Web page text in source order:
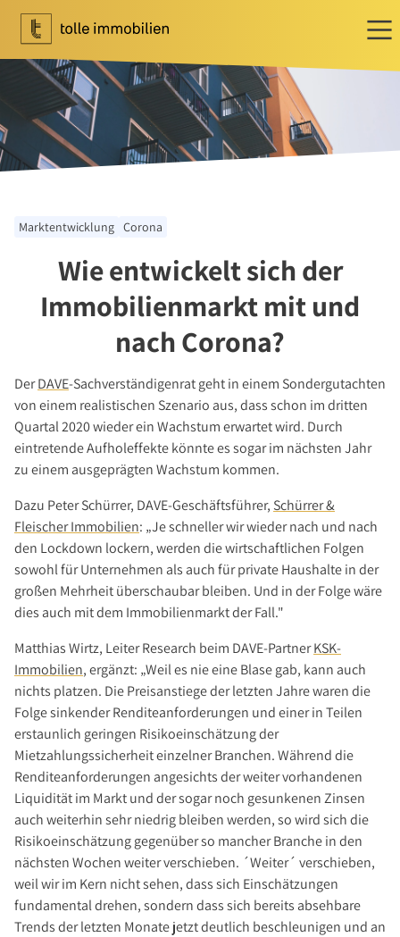
Wohnen
Ihr Makler für Wohnen
Immobilie bewerten
Immobilie verkaufen
Tippgeber
Newsletter Wohnen
Ihr Makler für Investment
Marktbericht 2025/2026
Referenzen
Investment Suchauftrag
Newsletter Investment
Immobilie kaufen
Immobilienmarkt
Suchauftrag Wohnen
Services
Bauträger / Projektentwickler
Nachlassservice
Blog
News
Podcast
Ratgeber
Über Uns
Unternehmen
Team
Kundenbewertungen
Stellenangebote
Marktentwicklung Corona
Wie entwickelt sich der
Immobilienmarkt mit und
nach Corona?
DerDAVE-Sachverständigenrat geht in einem Sondergutachten
von einem realistischen Szenario aus, dass schon im dritten
Quartal 2020 wieder ein Wachstum erwartet wird. Durch
eintretende Aufholeffekte könnte es sogar im nächsten Jahr
zu einem ausgeprägten Wachstum kommen.
Dazu Peter Schürrer, DAVE-Geschäftsführer, Schürrer &
Fleischer Immobilien: „Je schneller wir wieder nach und nach
den Lockdown lockern, werden die wirtschaftlichen Folgen
sowohl für Unternehmen als auch für private Haushalte in der
großen Mehrheit überschaubar bleiben. Und in der Folge wäre
dies auch mit dem Immobilienmarkt der Fall."
Matthias Wirtz, Leiter Research beim DAVE-PartnerKSK-
Immobilien, ergänzt: „Weil es nie eine Blase gab, kann auch
nichts platzen. Die Preisanstiege der letzten Jahre waren die
Folge sinkender Renditeanforderungen und einer in Teilen
erstaunlich geringen Risikoeinschätzung der
Mietzahlungssicherheit einzelner Branchen. Während die
Renditeanforderungen angesichts der weiter vorhandenen
Liquidität im Markt und der sogar noch gesunkenen Zinsen
auch weiterhin sehr niedrig bleiben werden, so wird sich die
Risikoeinschätzung gegenüber so mancher Branche in den
nächsten Wochen weiter verschieben. ´Weiter´ verschieben,
weil wir im Kern nicht sehen, dass sich Einschätzungen
fundamental drehen, sondern dass sich bereits absehbare
Trends der letzten Monate jetzt deutlich beschleunigen und an